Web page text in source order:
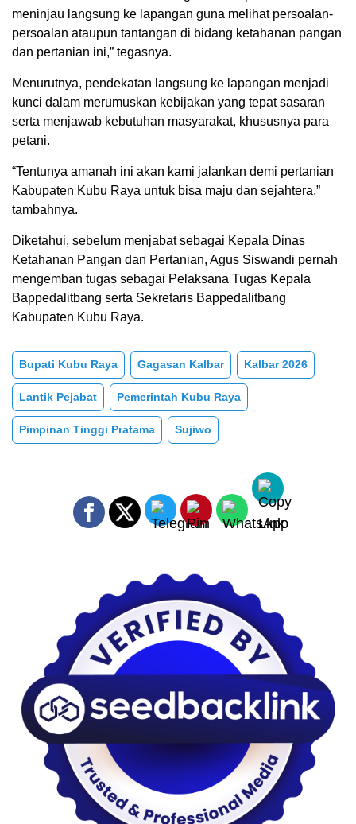
meninjau langsung ke lapangan guna melihat persoalan-
persoalan ataupun tantangan di bidang ketahanan pangan
dan pertanian ini,” tegasnya.
Menurutnya, pendekatan langsung ke lapangan menjadi
kunci dalam merumuskan kebijakan yang tepat sasaran
serta menjawab kebutuhan masyarakat, khususnya para
petani.
“Tentunya amanah ini akan kami jalankan demi pertanian
Kabupaten Kubu Raya untuk bisa maju dan sejahtera,”
tambahnya.
Diketahui, sebelum menjabat sebagai Kepala Dinas
Ketahanan Pangan dan Pertanian, Agus Siswandi pernah
mengemban tugas sebagai Pelaksana Tugas Kepala
Bappedalitbang serta Sekretaris Bappedalitbang
Kabupaten Kubu Raya.
Bupati Kubu Raya Gagasan Kalbar Kalbar 2026
Lantik Pejabat Pemerintah Kubu Raya
Pimpinan Tinggi Pratama Sujiwo